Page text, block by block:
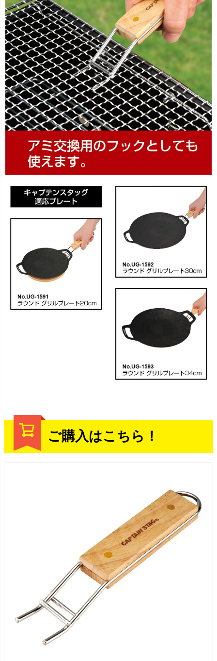
ご購入はこちら！